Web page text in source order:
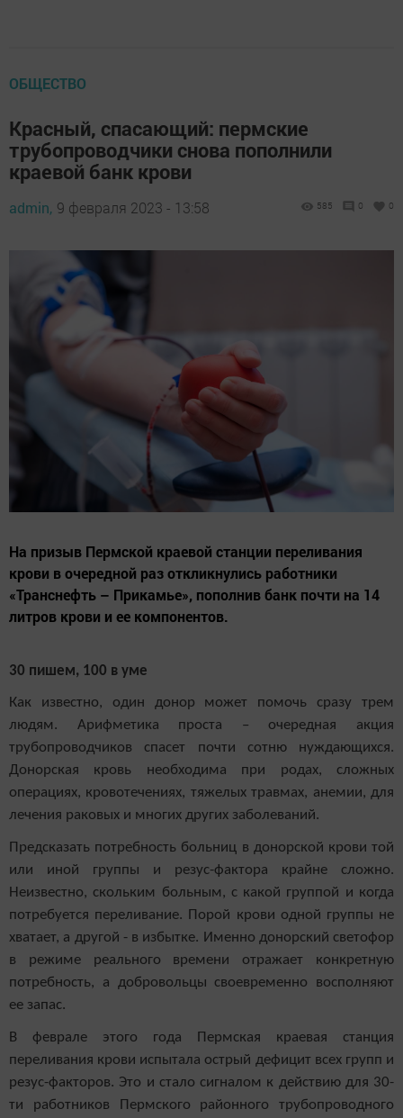
ОБЩЕСТВО
Красный, спасающий: пермские
трубопроводчики снова пополнили
краевой банк крови
admin, 9 февраля 2023 - 13:58 585 0 0
На призыв Пермской краевой станции переливания
крови в очередной раз откликнулись работники
«Транснефть – Прикамье», пополнив банк почти на 14
литров крови и ее компонентов.
30 пишем, 100 в уме
Как известно, один донор может помочь сразу трем
людям. Арифметика проста – очередная акция
трубопроводчиков спасет почти сотню нуждающихся.
Донорская кровь необходима при родах, сложных
операциях, кровотечениях, тяжелых травмах, анемии, для
лечения раковых и многих других заболеваний.
Предсказать потребность больниц в донорской крови той
или иной группы и резус-фактора крайне сложно.
Неизвестно, скольким больным, с какой группой и когда
потребуется переливание. Порой крови одной группы не
хватает, а другой - в избытке. Именно донорский светофор
в режиме реального времени отражает конкретную
потребность, а добровольцы своевременно восполняют
ее запас.
В феврале этого года Пермская краевая станция
переливания крови испытала острый дефицит всех групп и
резус-факторов. Это и стало сигналом к действию для 30-
ти работников Пермского районного трубопроводного